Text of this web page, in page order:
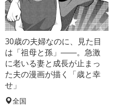
30歳の夫婦なのに、見た目
は「祖母と孫」――。急激
に老いる妻と成長が止まっ
た夫の漫画が描く「歳と幸
せ」
全国